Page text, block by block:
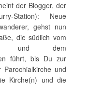
der Blogger, der
Station): Neue
gehst nun
die südlich vom
und dem
führt, bis Du zur
und
Kirche(n) und die